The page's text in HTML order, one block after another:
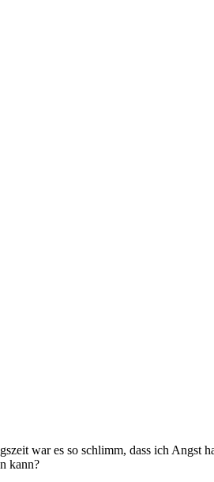
war es so schlimm, dass ich Angst
kann?